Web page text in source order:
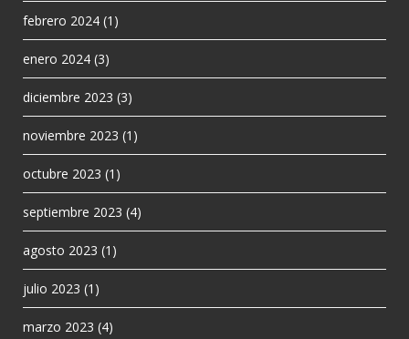
febrero 2024 (1)
enero 2024 (3)
diciembre 2023 (3)
noviembre 2023 (1)
octubre 2023 (1)
septiembre 2023 (4)
agosto 2023 (1)
julio 2023 (1)
marzo 2023 (4)